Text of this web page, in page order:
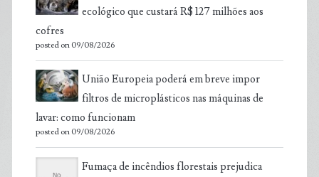
ecológico que custará R$ 127 milhões aos
cofres
posted on 09/08/2026
União Europeia poderá em breve impor
filtros de microplásticos nas máquinas de
lavar: como funcionam
posted on 09/08/2026
Fumaça de incêndios florestais prejudica